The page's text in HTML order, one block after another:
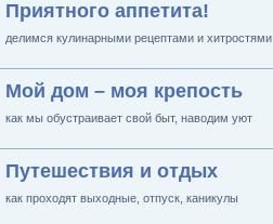
Приятного аппетита!
делимся кулинарными рецептами и хитростями
Мой дом – моя крепость
как мы обустраивает свой быт, наводим уют
Путешествия и отдых
как проходят выходные, отпуск, каникулы